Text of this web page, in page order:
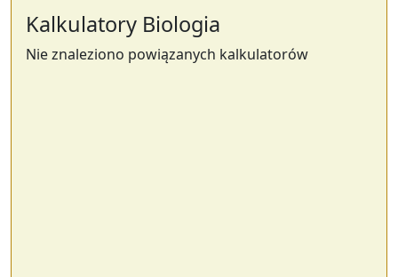
Kalkulatory Biologia
Nie znaleziono powiązanych kalkulatorów